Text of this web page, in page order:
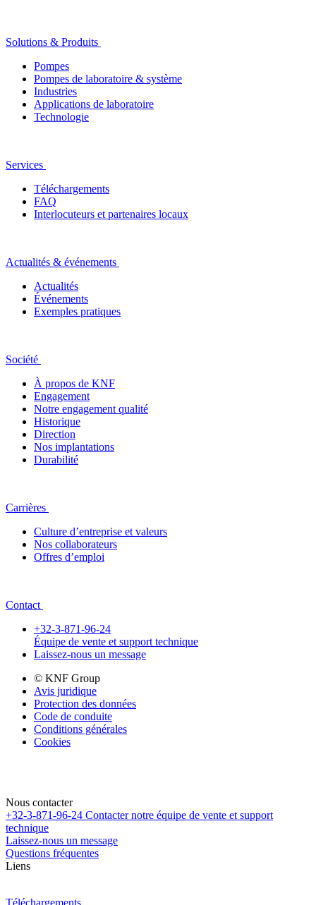
Solutions & Produits
Pompes
Pompes de laboratoire & système
Industries
Applications de laboratoire
Technologie
Services
Téléchargements
FAQ
Interlocuteurs et partenaires locaux
Actualités & événements
Actualités
Événements
Exemples pratiques
Société
À propos de KNF
Engagement
Notre engagement qualité
Historique
Direction
Nos implantations
Durabilité
Carrières
Culture d’entreprise et valeurs
Nos collaborateurs
Offres d’emploi
Contact
+32-3-871-96-24
Équipe de vente et support technique
Laissez-nous un message
© KNF Group
Avis juridique
Protection des données
Code de conduite
Conditions générales
Cookies
Nous contacter
+32-3-871-96-24 Contacter notre équipe de vente et support
technique
Laissez-nous un message
Questions fréquentes
Liens